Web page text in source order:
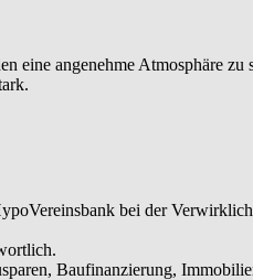
eine angenehme Atmosphäre zu
bei der
Baufinanzierung,